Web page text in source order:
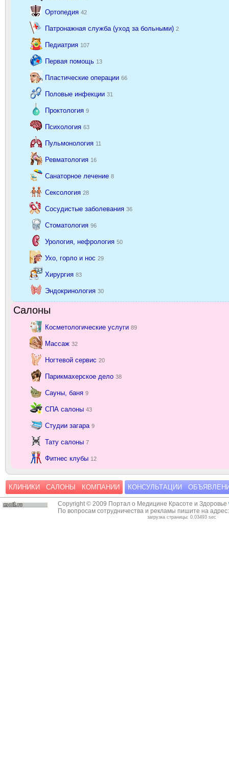
Ортопедия 42
Патронажная служба (уход за больными) 2
Педиатрия 107
Первая помощь 13
Пластические операции 66
Половые инфекции 31
Проктология 9
Психология 63
Пульмонология 11
Ревматология 16
Санаторное лечение 8
Сексология 28
Сосудистые заболевания 36
Стоматология 96
Урология, нефрология 50
Ухо, горло и нос 29
Хирургия 83
Эндокринология 30
Салоны
Косметологические услуги 89
Массаж 32
Ногтевой сервис 20
Парикмахерское дело 38
Сауны, баня 9
СПА салоны 43
Студии загара 9
Тату салоны 7
Фитнес клубы 12
КЛИНИКИ САЛОНЫ КОМПАНИИ КОНСУЛЬТАЦИИ
Copyright © 2009 Портал о Медицине Красоте и Здоровье
По вопросам сотрудничества и рекламы пишите на
загрузка страницы: 0.03493 sec